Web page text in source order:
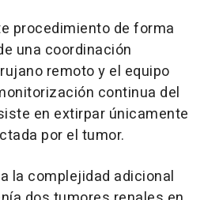
procedimiento de forma
una coordinación
remoto y el equipo
continua del
en extirpar únicamente
por el tumor.
la complejidad adicional